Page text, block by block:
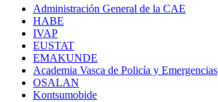
Administración General de la CAE
HABE
IVAP
EUSTAT
EMAKUNDE
Academia Vasca de Policía y Emergencias
OSALAN
Kontsumobide